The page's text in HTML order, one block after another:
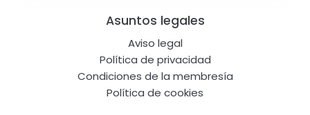
Asuntos legales
Aviso legal
Política de privacidad
Condiciones de la membresía
Política de cookies